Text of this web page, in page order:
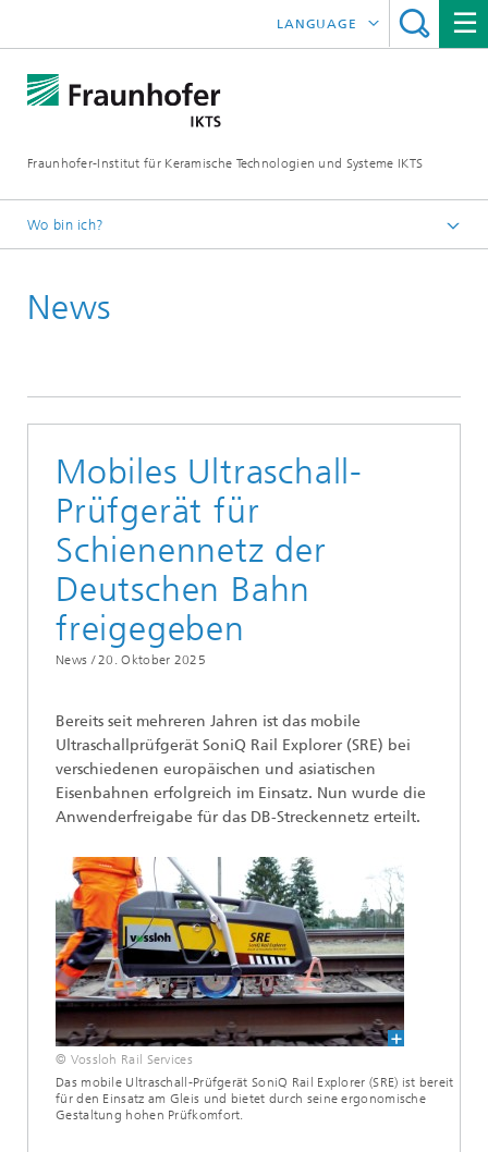
Fraunhofer-Institut für Keramische Technologien und Systeme IKTS
LANGUAGE
ČESKÝ
Wo bin ich?
News
Mobiles Ultraschall-
Prüfgerät für
Schienennetz der
Deutschen Bahn
freigegeben
News / 20. Oktober 2025
Bereits seit mehreren Jahren ist das mobile
Ultraschallprüfgerät SoniQ Rail Explorer (SRE) bei
verschiedenen europäischen und asiatischen
Eisenbahnen erfolgreich im Einsatz. Nun wurde die
Anwenderfreigabe für das DB-Streckennetz erteilt.
© Vossloh Rail Services
Das mobile Ultraschall-Prüfgerät SoniQ Rail Explorer (SRE) ist bereit
für den Einsatz am Gleis und bietet durch seine ergonomische
Gestaltung hohen Prüfkomfort.